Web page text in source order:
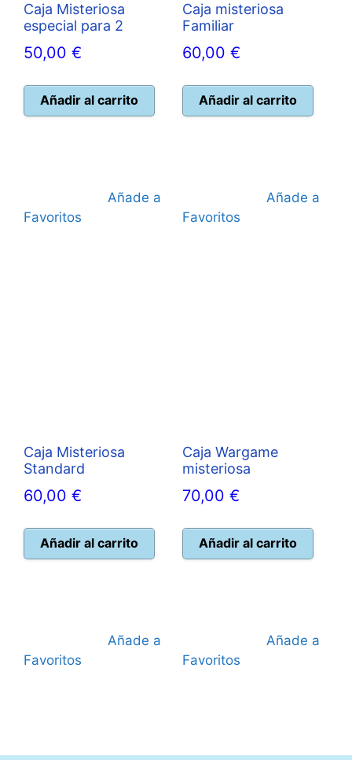
Caja Misteriosa
especial para 2
50,00 €
Añadir al carrito
Añade a
Favoritos
Caja misteriosa
Familiar
60,00 €
Añadir al carrito
Añade a
Favoritos
Caja Misteriosa
Standard
60,00 €
Añadir al carrito
Añade a
Favoritos
Caja Wargame
misteriosa
70,00 €
Añadir al carrito
Añade a
Favoritos